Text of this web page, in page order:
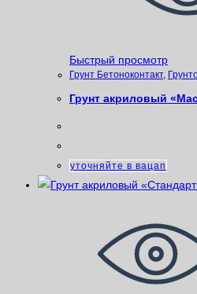
Быстрый просмотр
Грунт Бетоноконтакт,
Грунт акриловый
уточняйте в вацап